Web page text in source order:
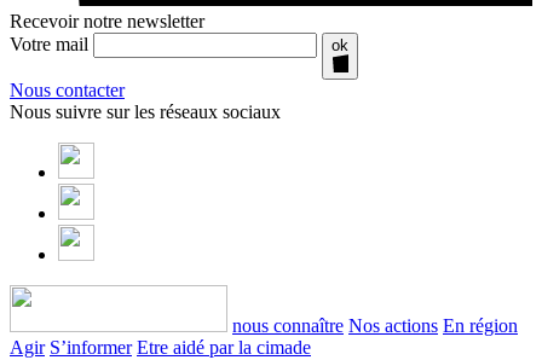
Recevoir notre newsletter
Votre mail
ok
Nous contacter
Nous suivre sur les réseaux sociaux
nous connaître Nos actions En région
Agir S’informer Etre aidé par la cimade